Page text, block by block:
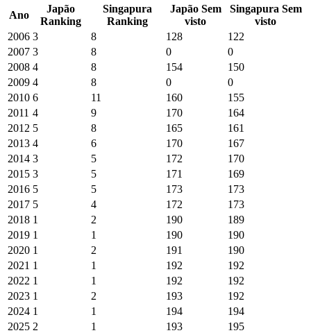
Ano
Japão
Ranking
Singapura
Ranking
Japão Sem
visto
Singapura Sem
visto
2006 3 8 128
122
2007 3 8 0
0
2008 4 8 154
150
2009 4 8 0
0
2010 6 11 160
155
2011 4 9 170
164
2012 5 8 165
161
2013 4 6 170
167
2014 3 5 172
170
2015 3 5 171
169
2016 5 5 173
173
2017 5 4 172
173
2018 1 2 190
189
2019 1 1 190
190
2020 1 2 191
190
2021 1 1 192
192
2022 1 1 192
192
2023 1 2 193
192
2024 1 1 194
194
2025 2 1 193
195